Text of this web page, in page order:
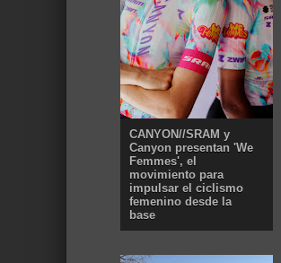
CANYON//SRAM y
Canyon presentan 'We
Femmes', el
movimiento para
impulsar el ciclismo
femenino desde la
base